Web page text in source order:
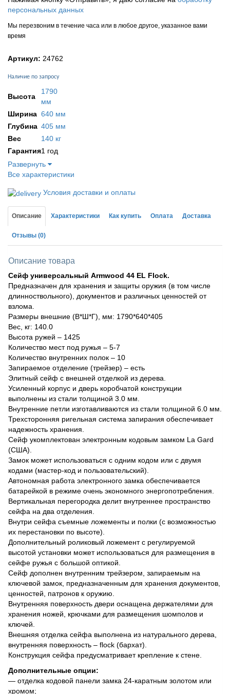
персональных данных
Мы перезвоним в течение часа или в любое другое, указанное вами
время
Артикул: 24762
Наличие по запросу
Высота
1790
мм
Ширина 640 мм
Глубина 405 мм
Вес
140 кг
Гарантия1 год
Развернуть
Все характеристики
Условия доставки и оплаты
Описание Характеристики Как купить Оплата Доставка
Отзывы (0)
Описание товара
Сейф универсальный Armwood 44 EL Flock.
Предназначен для хранения и защиты оружия (в том числе
длинноствольного), документов и различных ценностей от
взлома.
Размеры внешние (В*Ш*Г), мм: 1790*640*405
Вес, кг: 140.0
Высота ружей – 1425
Количество мест под ружья – 5-7
Количество внутренних полок – 10
Запираемое отделение (трейзер) – есть
Элитный сейф с внешней отделкой из дерева.
Усиленный корпус и дверь коробчатой конструкции
выполнены из стали толщиной 3.0 мм.
Внутренние петли изготавливаются из стали толщиной 6.0 мм.
Трехсторонняя ригельная система запирания обеспечивает
надежность хранения.
Сейф укомплектован электронным кодовым замком La Gard
(США).
Замок может использоваться с одним кодом или с двумя
кодами (мастер-код и пользовательский).
Автономная работа электронного замка обеспечивается
батарейкой в режиме очень экономного энергопотребления.
Вертикальная перегородка делит внутреннее пространство
сейфа на два отделения.
Внутри сейфа съемные ложементы и полки (с возможностью
их перестановки по высоте).
Дополнительный роликовый ложемент с регулируемой
высотой установки может использоваться для размещения в
сейфе ружья с большой оптикой.
Сейф дополнен внутренним трейзером, запираемым на
ключевой замок, предназначенным для хранения документов,
ценностей, патронов к оружию.
Внутренняя поверхность двери оснащена держателями для
хранения ножей, крючками для размещения шомполов и
ключей.
Внешняя отделка сейфа выполнена из натурального дерева,
внутренняя поверхность – flock (бархат).
Конструкция сейфа предусматривает крепление к стене.
Дополнительные опции:
— отделка кодовой панели замка 24-каратным золотом или
хромом;